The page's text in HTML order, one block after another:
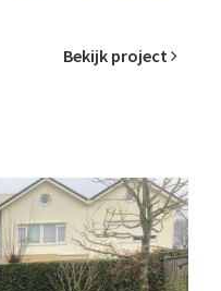
Bekijk project